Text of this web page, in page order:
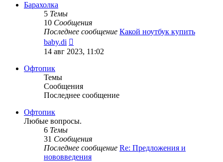
Барахолка
5 Темы
10 Сообщения
Последнее сообщение Какой ноутбук купить
baby.di
к
14 авг 2023, 11:02
Офтопик
Темы
Сообщения
Последнее сообщение
Офтопик
Любые вопросы.
6 Темы
31 Сообщения
Последнее сообщение Re: Предложения и
нововведения